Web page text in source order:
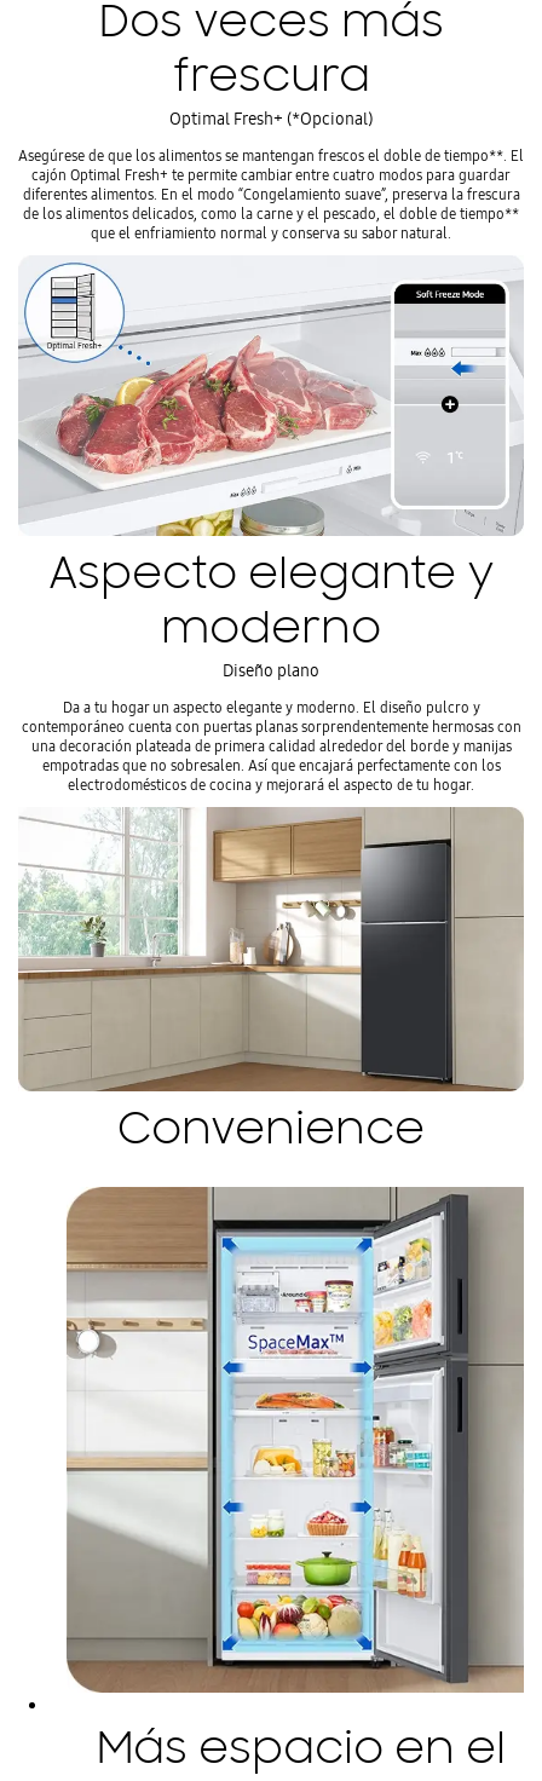
Dos veces más
frescura
Optimal Fresh+ (*Opcional)
Asegúrese de que los alimentos se mantengan frescos el doble de tiempo**. El
cajón Optimal Fresh+ te permite cambiar entre cuatro modos para guardar
diferentes alimentos. En el modo “Congelamiento suave”, preserva la frescura
de los alimentos delicados, como la carne y el pescado, el doble de tiempo**
que el enfriamiento normal y conserva su sabor natural.
Aspecto elegante y
moderno
Diseño plano
Da a tu hogar un aspecto elegante y moderno. El diseño pulcro y
contemporáneo cuenta con puertas planas sorprendentemente hermosas con
una decoración plateada de primera calidad alrededor del borde y manijas
empotradas que no sobresalen. Así que encajará perfectamente con los
electrodomésticos de cocina y mejorará el aspecto de tu hogar.
Convenience
Más espacio en el